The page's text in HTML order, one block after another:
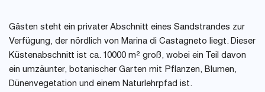
Gästen steht ein privater Abschnitt eines Sandstrandes zur
Verfügung, der nördlich von Marina di Castagneto liegt. Dieser
Küstenabschnitt ist ca. 10000 m² groß, wobei ein Teil davon
ein umzäunter, botanischer Garten mit Pflanzen, Blumen,
Dünenvegetation und einem Naturlehrpfad ist.